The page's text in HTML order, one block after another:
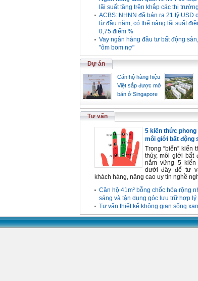
lãi suất tăng trên khắp các thị trường
ACBS: NHNN đã bán ra 21 tỷ USD
từ đầu năm, có thể nâng lãi suất
0,75 điểm %
Vay ngân hàng đầu tư bất động
"ôm bom nợ"
Dự án
Căn hộ hàng hiệu
Việt sắp được mở
bán ở Singapore
Tư vấn
5 kiến thức
môi giới bất động
Trong “biển” kiến
thủy, môi giới bất
nắm vững 5
dưới đây để tư
khách hàng, nâng cao uy tín nghề
Căn hộ 41m² bỗng chốc hóa rộng
sáng và tận dụng góc lưu trữ hợp lý
Tư vấn thiết kế không gian sống